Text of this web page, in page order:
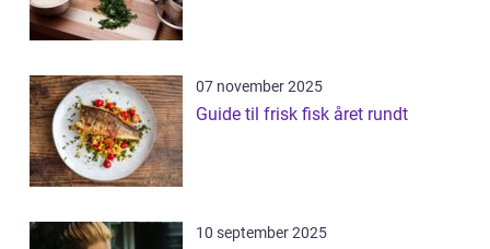
07 november 2025
Guide til frisk fisk året rundt
10 september 2025